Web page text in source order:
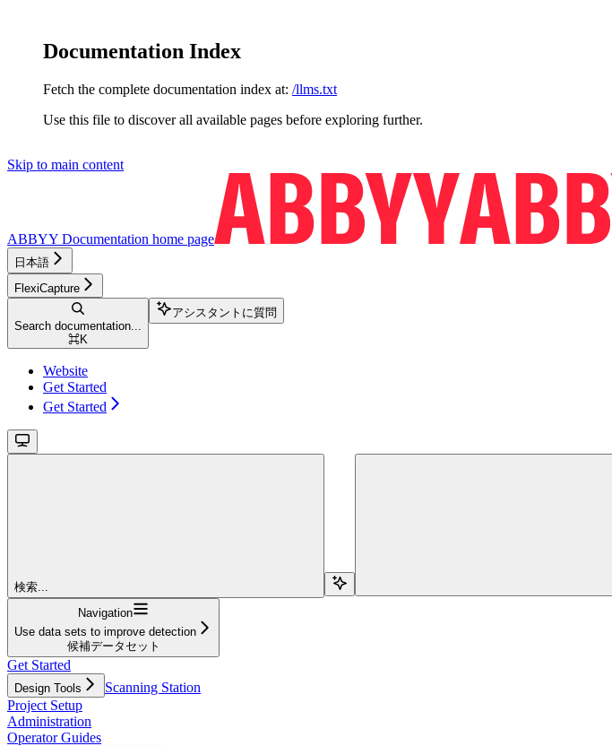
Documentation Index
Fetch the complete documentation index at: /llms.txt
Use this file to discover all available pages before exploring further.
Skip to main content
ABBYY Documentation home page
日本語
FlexiCapture
Search documentation...
⌘K
アシスタントに質問
Website
Get Started
Get Started
検索...
Navigation
Use data sets to improve detection
候補データセット
Get Started
Design Tools
Scanning Station
Project Setup
Administration
Operator Guides